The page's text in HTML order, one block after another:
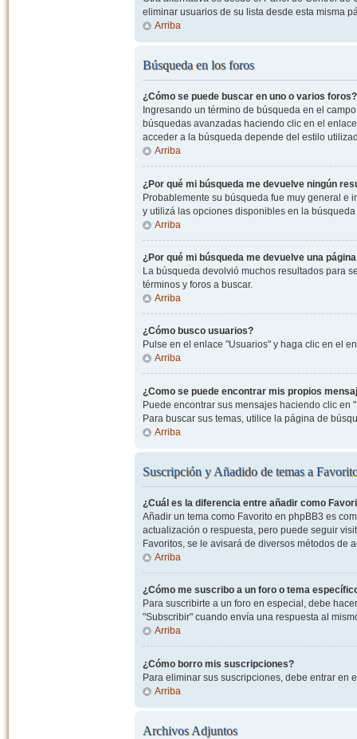
eliminar usuarios de su lista desde esta misma
Arriba
Búsqueda en los foros
¿Cómo se puede buscar en uno o varios foros?
Ingresando un término de búsqueda en el
búsquedas avanzadas haciendo clic en el
acceder a la búsqueda depende del estilo
Arriba
¿Por qué mi búsqueda me devuelve ningún
Probablemente su búsqueda fue muy general e
y utilizá las opciones disponibles en la
Arriba
¿Por qué mi búsqueda me devuelve una
La búsqueda devolvió muchos resultados para
términos y foros a buscar.
Arriba
¿Cómo busco usuarios?
Pulse en el enlace "Usuarios" y haga clic en el
Arriba
¿Como se puede encontrar mis propios
Puede encontrar sus mensajes haciendo clic en
Para buscar sus temas, utilice la página de
Arriba
Suscripción y Añadido de temas a
¿Cuál es la diferencia entre añadir como
Añadir un tema como Favorito en phpBB3 es
actualización o respuesta, pero puede seguir
Favoritos, se le avisará de diversos métodos de
Arriba
¿Cómo me suscribo a un foro o tema
Para suscribirte a un foro en especial, debe
"Subscribir" cuando envía una respuesta al
Arriba
¿Cómo borro mis suscripciones?
Para eliminar sus suscripciones, debe entrar en
Arriba
Archivos Adjuntos